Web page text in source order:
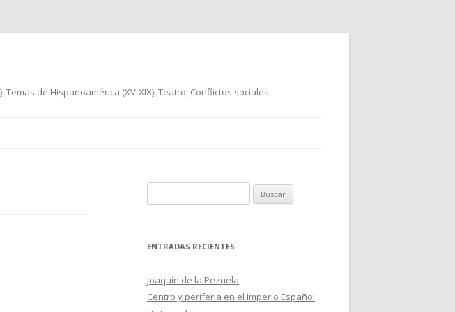
de Hispanoamérica (XV-XIX), Teatro, Conflictos sociales.
u
c
r
:
ENTRADAS RECIENTES
Joaquín de la Pezuela
Centro y periferia en el Imperio Español